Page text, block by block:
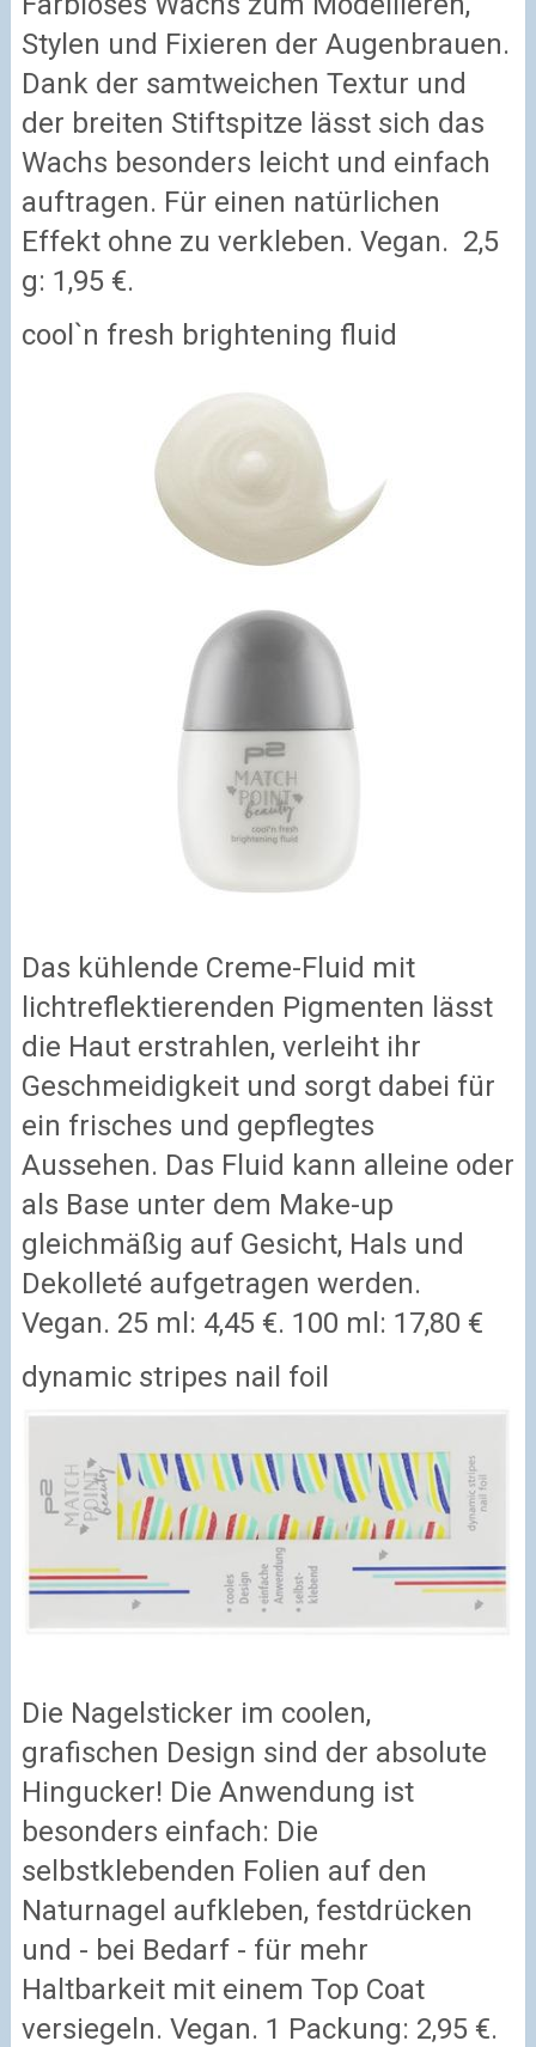
Stylen und Fixieren der Augenbrauen.
Dank der samtweichen Textur und
der breiten Stiftspitze lässt sich das
Wachs besonders leicht und einfach
auftragen. Für einen natürlichen
Effekt ohne zu verkleben. Vegan. 2,5
g: 1,95 €.
cool`n fresh brightening fluid
Das kühlende Creme-Fluid mit
lichtreflektierenden Pigmenten lässt
die Haut erstrahlen, verleiht ihr
Geschmeidigkeit und sorgt dabei für
ein frisches und gepflegtes
Aussehen. Das Fluid kann alleine oder
als Base unter dem Make-up
gleichmäßig auf Gesicht, Hals und
Dekolleté aufgetragen werden.
Vegan. 25 ml: 4,45 €. 100 ml: 17,80 €
dynamic stripes nail foil
Die Nagelsticker im coolen,
grafischen Design sind der absolute
Hingucker! Die Anwendung ist
besonders einfach: Die
selbstklebenden Folien auf den
Naturnagel aufkleben, festdrücken
und - bei Bedarf - für mehr
Haltbarkeit mit einem Top Coat
versiegeln. Vegan. 1 Packung: 2,95 €.